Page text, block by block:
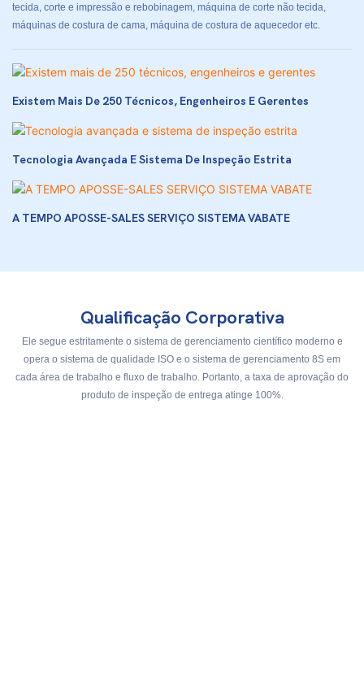
tecida, corte e impressão e rebobinagem, máquina de corte não tecida,
máquinas de costura de cama, máquina de costura de aquecedor etc.
Existem Mais De 250 Técnicos, Engenheiros E Gerentes
Tecnologia Avançada E Sistema De Inspeção Estrita
A TEMPO APOSSE-SALES SERVIÇO SISTEMA VABATE
Qualificação Corporativa
Ele segue estritamente o sistema de gerenciamento científico moderno e
opera o sistema de qualidade ISO e o sistema de gerenciamento 8S em
cada área de trabalho e fluxo de trabalho. Portanto, a taxa de aprovação do
produto de inspeção de entrega atinge 100%.